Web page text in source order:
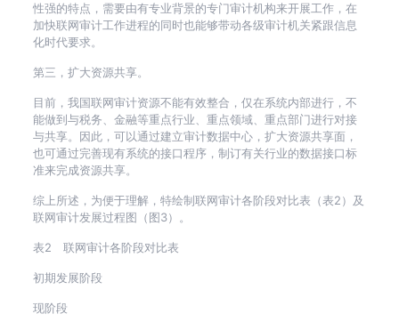
性强的特点，需要由有专业背景的专门审计机构来开展工作，在
加快联网审计工作进程的同时也能够带动各级审计机关紧跟信息
化时代要求。
第三，扩大资源共享。
目前，我国联网审计资源不能有效整合，仅在系统内部进行，不
能做到与税务、金融等重点行业、重点领域、重点部门进行对接
与共享。因此，可以通过建立审计数据中心，扩大资源共享面，
也可通过完善现有系统的接口程序，制订有关行业的数据接口标
准来完成资源共享。
综上所述，为便于理解，特绘制联网审计各阶段对比表（表2）及
联网审计发展过程图（图3）。
表2 联网审计各阶段对比表
初期发展阶段
现阶段